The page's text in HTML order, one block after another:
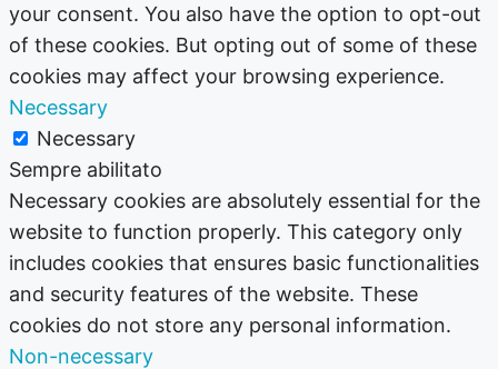
your consent. You also have the option to opt-out
of these cookies. But opting out of some of these
cookies may affect your browsing experience.
Necessary
Necessary
Sempre abilitato
Necessary cookies are absolutely essential for the
website to function properly. This category only
includes cookies that ensures basic functionalities
and security features of the website. These
cookies do not store any personal information.
Non-necessary